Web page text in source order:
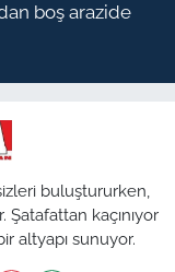
boş arazide
buluştururken,
kaçınıyor
altyapı sunuyor.